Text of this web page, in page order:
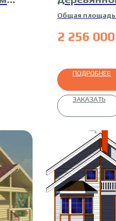
21-Д-5
Общая площадь
Материал
2 256 000
ПОДРОБНЕЕ
ЗАКАЗАТЬ